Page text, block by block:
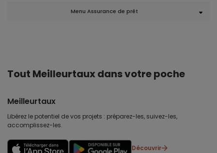
Menu Assurance de prêt
Tout Meilleurtaux dans votre poche
Meilleurtaux
Libérez le potentiel de vos projets : préparez-les, suivez-les,
accomplissez-les.
Découvrir